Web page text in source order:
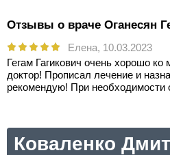
Отзывы о враче Оганесян
Елена, 10.03.2023
Гегам Гагикович очень хорошо
доктор! Прописал лечение и
рекомендую! При необходимости
Коваленко